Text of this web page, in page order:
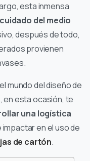
esta inmensa
del medio
después de todo,
provienen
mundo del diseño de
en esta ocasión, te
una logística
en el uso de
de cartón.